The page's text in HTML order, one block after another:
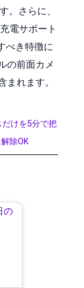
。さらに、
電サポート
べき特徴に
の前面カメ
まれます。
だけを5分で把
除OK